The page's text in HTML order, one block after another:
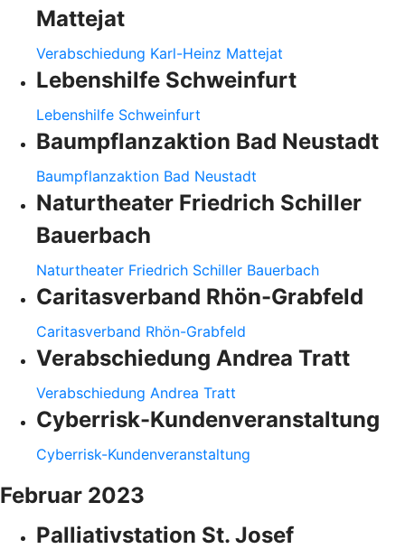
Mattejat
Verabschiedung Karl-Heinz Mattejat
Lebenshilfe Schweinfurt
Lebenshilfe Schweinfurt
Baumpflanzaktion Bad Neustadt
Baumpflanzaktion Bad Neustadt
Naturtheater Friedrich Schiller
Bauerbach
Naturtheater Friedrich Schiller Bauerbach
Caritasverband Rhön-Grabfeld
Caritasverband Rhön-Grabfeld
Verabschiedung Andrea Tratt
Verabschiedung Andrea Tratt
Cyberrisk-Kundenveranstaltung
Cyberrisk-Kundenveranstaltung
Februar 2023
Palliativstation St. Josef